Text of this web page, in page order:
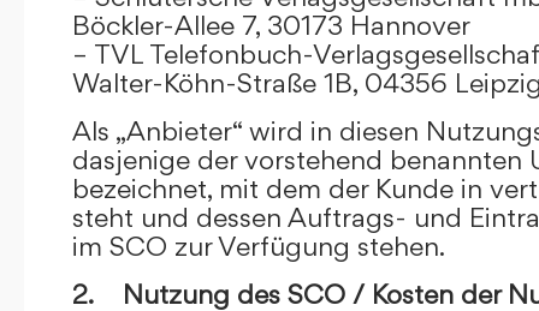
Böckler-Allee 7, 30173 Hannover
– TVL Telefonbuch-
Walter-Köhn-Straße 1B, 04356
Als „Anbieter“ wird in diesen
dasjenige der vorstehend benannten
bezeichnet, mit dem der Kunde in
steht und dessen Auftrags- und
im SCO zur Verfügung stehen.
2. Nutzung des SCO / Kosten der